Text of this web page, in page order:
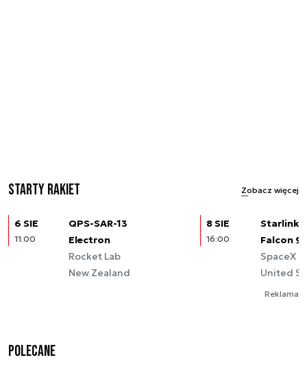
Starty rakiet Zobacz więcej
6 SIE
11:00
QPS-SAR-13
Electron
Rocket Lab
New Zealand
8 SIE
16:00
Starlink
Falcon 9
SpaceX
United
Reklama
Polecane